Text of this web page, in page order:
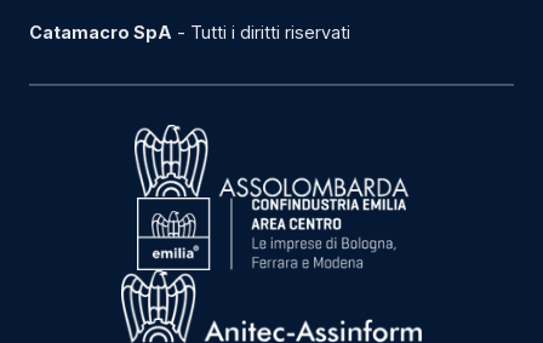
Catamacro SpA - Tutti i diritti riservati